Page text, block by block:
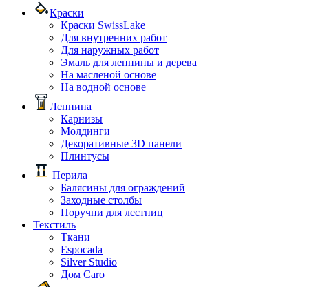
Краски
Краски SwissLake
Для внутренних работ
Для наружных работ
Эмаль для лепнины и дерева
На масленой основе
На водной основе
Лепнина
Карнизы
Молдинги
Декоративные 3D панели
Плинтусы
Перила
Балясины для ограждений
Заходные столбы
Поручни для лестниц
Текстиль
Ткани
Espocada
Silver Studio
Дом Caro